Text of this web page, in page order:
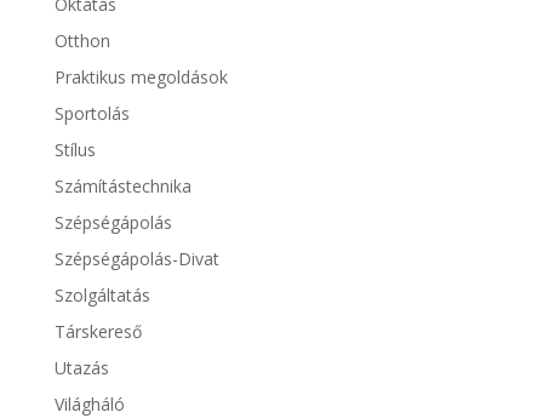
Oktatás
Otthon
Praktikus megoldások
Sportolás
Stílus
Számítástechnika
Szépségápolás
Szépségápolás-Divat
Szolgáltatás
Társkereső
Utazás
Világháló